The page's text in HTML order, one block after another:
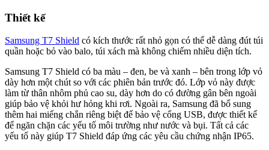
Thiết kế
Samsung T7 Shield có kích thước rất nhỏ gọn có thể dễ dàng đút túi
quần hoặc bỏ vào balo, túi xách mà không chiếm nhiều diện tích.
Samsung T7 Shield có ba màu – đen, be và xanh – bên trong lớp vỏ
dày hơn một chút so với các phiên bản trước đó. Lớp vỏ này được
làm từ thân nhôm phủ cao su, dày hơn do có đường gân bên ngoài
giúp bảo vệ khỏi hư hỏng khi rơi. Ngoài ra, Samsung đã bổ sung
thêm hai miếng chắn riêng biệt để bảo vệ cổng USB, được thiết kế
để ngăn chặn các yếu tố môi trường như nước và bụi. Tất cả các
yếu tố này giúp T7 Shield đáp ứng các yêu cầu chứng nhận IP65.